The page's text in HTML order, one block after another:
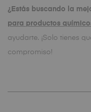
¿Estás buscando la
para productos
ayudarte. ¡Solo tienes
compromiso!